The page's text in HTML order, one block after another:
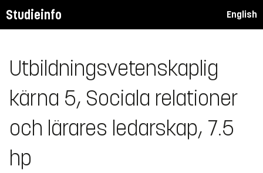
Studieinfo English
Utbildningsvetenskaplig
kärna 5, Sociala relationer
och lärares ledarskap, 7.5
hp